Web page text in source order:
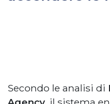
Secondo le analisi di